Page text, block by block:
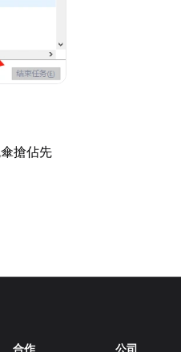
搶佔先
合作 公司